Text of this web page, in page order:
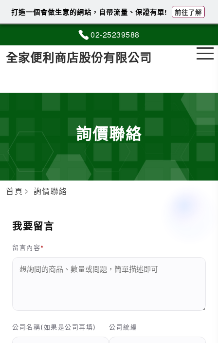
02-25239588
全家便利商店股份有限公司
詢價聯絡
首頁 詢價聯絡
我要留言
留言內容
公司名稱(如果是公司再填) 公司統編
打造一個會做生意的網站，自帶流量、保證有單! 前往了解